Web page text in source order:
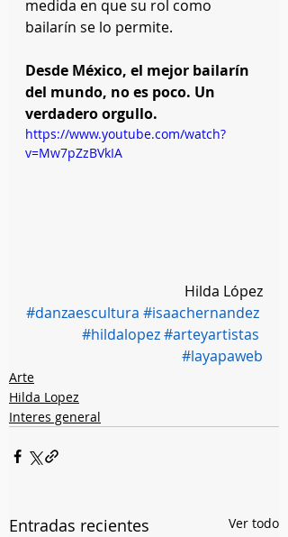
medida en que su rol como
bailarín se lo permite.
Desde México, el mejor bailarín
del mundo, no es poco. Un
verdadero orgullo.
https://www.youtube.com/watch?
v=Mw7pZzBVkIA
Hilda López
#danzaescultura #isaachernandez
#hildalopez#arteyartistas
#layapaweb
Arte
Hilda Lopez
Interes general
Entradas recientes Ver todo